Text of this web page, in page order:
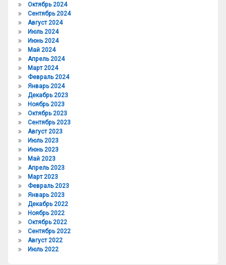
Октябрь 2024
Сентябрь 2024
Август 2024
Июль 2024
Июнь 2024
Май 2024
Апрель 2024
Март 2024
Февраль 2024
Январь 2024
Декабрь 2023
Ноябрь 2023
Октябрь 2023
Сентябрь 2023
Август 2023
Июль 2023
Июнь 2023
Май 2023
Апрель 2023
Март 2023
Февраль 2023
Январь 2023
Декабрь 2022
Ноябрь 2022
Октябрь 2022
Сентябрь 2022
Август 2022
Июль 2022